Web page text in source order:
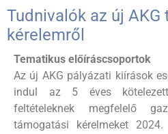
Tudnivalók az új AKG
kérelemről
Tematikus előíráscsoportok
Az új AKG pályázati kiírások
indul az 5 éves
feltételeknek megfelelő
támogatási kérelmeket